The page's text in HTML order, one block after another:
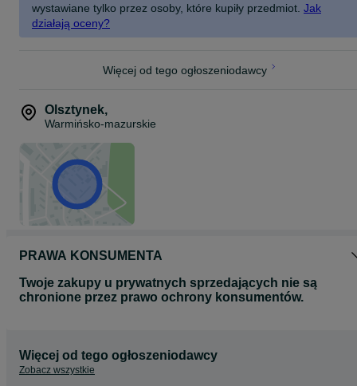
wystawiane tylko przez osoby, które kupiły przedmiot. Jak
działają oceny?
Więcej od tego ogłoszeniodawcy
Olsztynek,
Warmińsko-mazurskie
PRAWA KONSUMENTA
Twoje zakupy u prywatnych sprzedających nie są
chronione przez prawo ochrony konsumentów.
Więcej od tego ogłoszeniodawcy
Zobacz wszystkie